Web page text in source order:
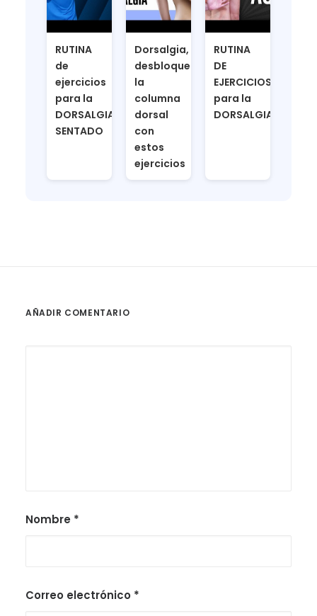
RUTINA
de
ejercicios
para la
DORSALGIA
SENTADO
Dorsalgia,
desbloquea
la
columna
dorsal
con
estos
ejercicios
RUTINA
DE
EJERCICIOS
para la
DORSALGIA
AÑADIR COMENTARIO
Nombre *
Correo electrónico *